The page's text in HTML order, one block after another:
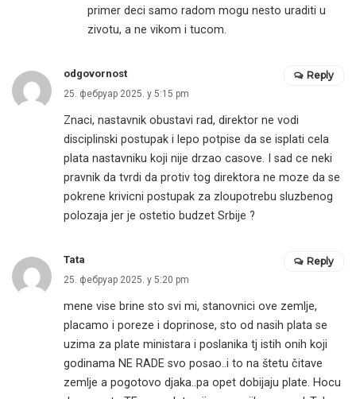
primer deci samo radom mogu nesto uraditi u
zivotu, a ne vikom i tucom.
odgovornost
25. фебруар 2025. у 5:15 pm
Znaci, nastavnik obustavi rad, direktor ne vodi
disciplinski postupak i lepo potpise da se isplati cela
plata nastavniku koji nije drzao casove. I sad ce neki
pravnik da tvrdi da protiv tog direktora ne moze da se
pokrene krivicni postupak za zloupotrebu sluzbenog
polozaja jer je ostetio budzet Srbije ?
Reply
Tata
25. фебруар 2025. у 5:20 pm
mene vise brine sto svi mi, stanovnici ove zemlje,
placamo i poreze i doprinose, sto od nasih plata se
uzima za plate ministara i poslanika tj istih onih koji
godinama NE RADE svo posao..i to na štetu čitave
zemlje a pogotovo djaka..pa opet dobijaju plate. Hocu
Reply